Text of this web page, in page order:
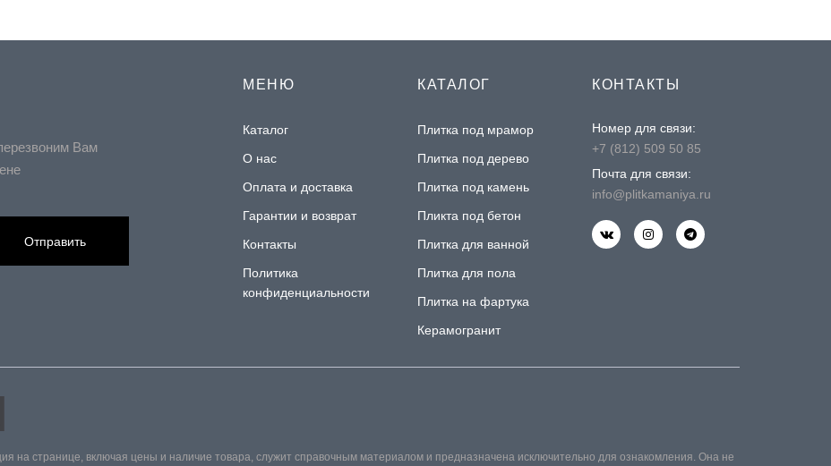
Вам
Отправить
МЕНЮ
Каталог
О нас
Оплата и доставка
Гарантии и возврат
Контакты
Политика
конфиденциальности
КАТАЛОГ
Плитка под мрамор
Плитка под дерево
Плитка под камень
Пликта под бетон
Плитка для ванной
Плитка для пола
Плитка на фартука
Керамогранит
КОНТАКТЫ
Номер для связи:
+7 (812) 509 50 85
Почта для связи:
info@plitkamaniya.ru
странице, включая цены и наличие товара, служит справочным материалом и предназначена исключительно для ознакомления. Она не